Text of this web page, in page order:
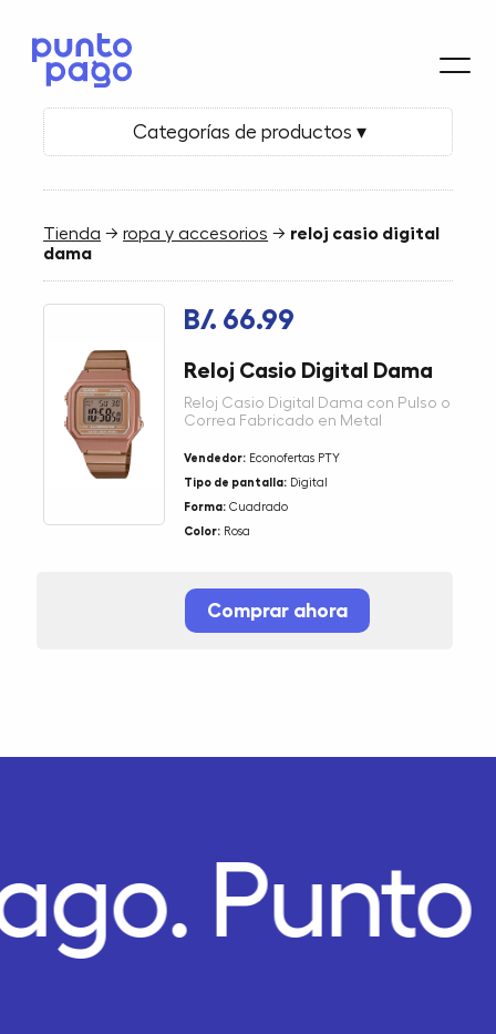
Categorías de productos ▾
Tienda →ropa y accesorios → reloj casio digital
dama
B/. 66.99
Reloj Casio Digital Dama
Reloj Casio Digital Dama con Pulso o
Correa Fabricado en Metal
Vendedor: Econofertas PTY
Tipo de pantalla: Digital
Forma: Cuadrado
Color: Rosa
Comprar ahora